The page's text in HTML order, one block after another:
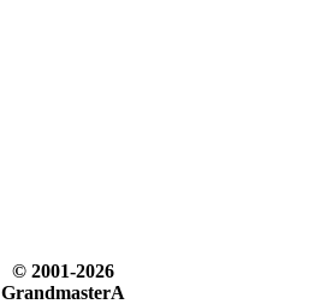
© 2001-2026
GrandmasterA